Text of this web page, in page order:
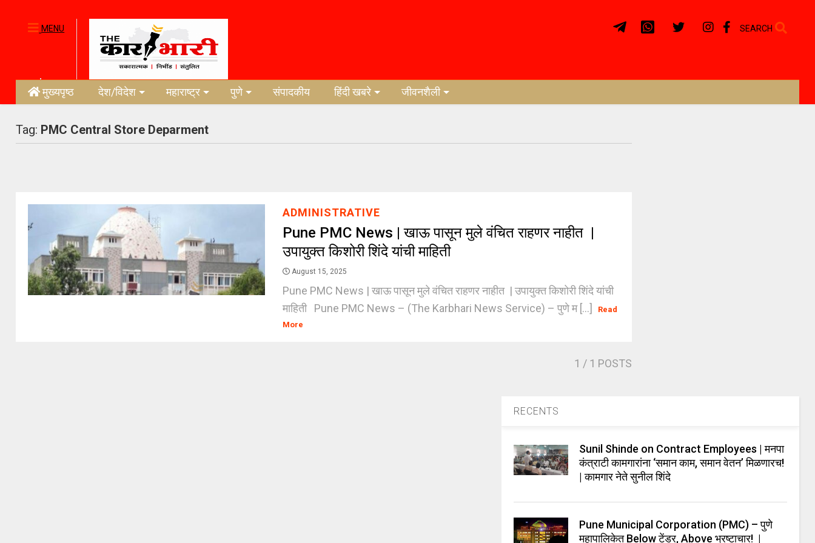
MENU SEARCH
मुख्यपृष्ठ देश/विदेश महाराष्ट्र पुणे संपादकीय हिंदी खबरे जीवनशैली
Tag: PMC Central Store Deparment
ADMINISTRATIVE
Pune PMC News | खाऊ पासून मुले वंचित राहणर नाहीत |
उपायुक्त किशोरी शिंदे यांची माहिती
August 15, 2025
Pune PMC News | खाऊ पासून मुले वंचित राहणर नाहीत | उपायुक्त किशोरी शिंदे यांची
माहिती Pune PMC News – (The Karbhari News Service) – पुणे म [...]
Read
More
1 / 1 POSTS
RECENTS
Sunil Shinde on Contract Employees | मनपा
कंत्राटी कामगारांना ‘समान काम, समान वेतन’ मिळणारच!
| कामगार नेते सुनील शिंदे
Pune Municipal Corporation (PMC) – पुणे
महापालिकेत Below टेंडर, Above भ्रष्टाचार! |